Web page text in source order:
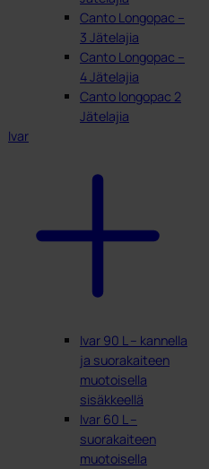
Canto Longopac –
3 Jätelajia
Canto Longopac –
4 Jätelajia
Canto longopac 2
Jätelajia
Ivar
Ivar 90 L – kannella
ja suorakaiteen
muotoisella
sisäkkeellä
Ivar 60 L –
suorakaiteen
muotoisella